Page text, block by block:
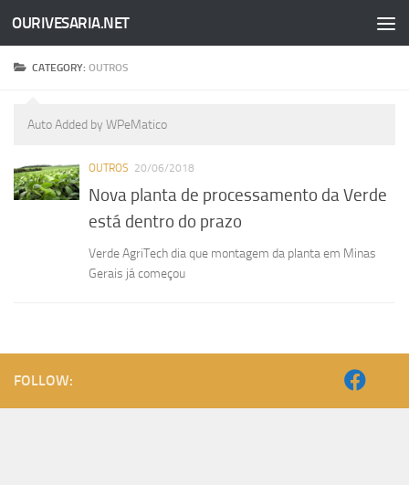
Skip to content
OURIVESARIA.NET
CATEGORY:OUTROS
Auto Added by WPeMatico
OUTROS 20/06/2018
Nova planta de processamento da Verde
está dentro do prazo
Verde AgriTech dia que montagem da planta em Minas
Gerais já começou
FOLLOW: